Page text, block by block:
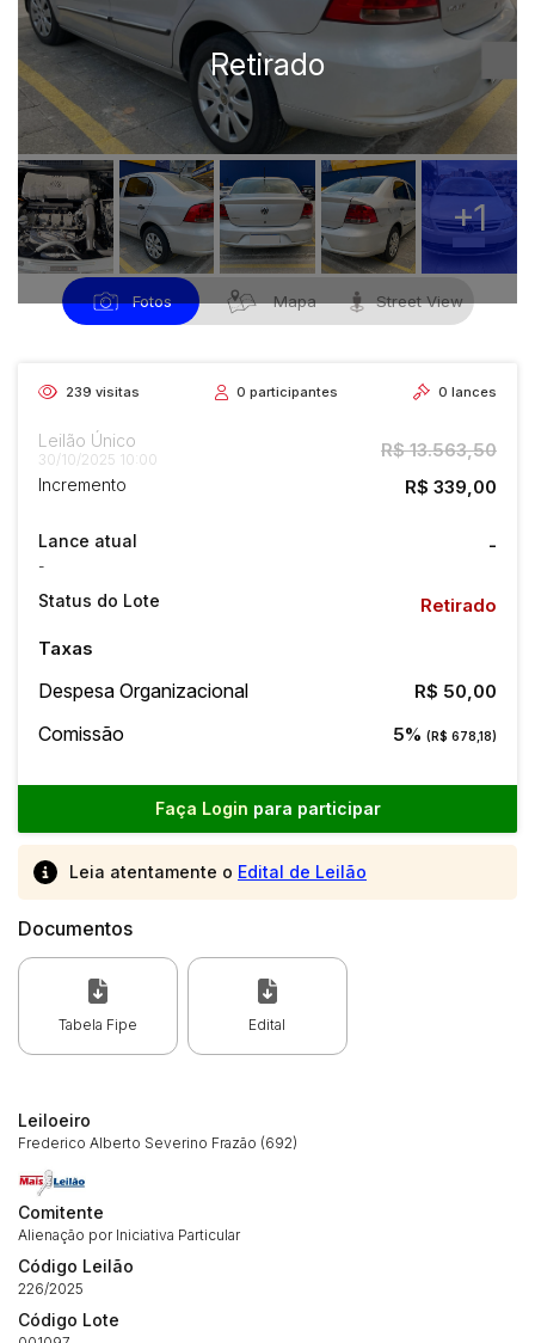
+1
Fotos Mapa Street View
239 visitas 0 participantes 0 lances
Leilão Único
30/10/2025 10:00 R$ 13.563,50
Incremento R$ 339,00
Lance atual
-
-
Status do Lote
Retirado
Taxas
Despesa Organizacional R$ 50,00
Comissão 5% (R$ 678,18)
Faça Login para participar
Leia atentamente o Edital de Leilão
Documentos
Tabela Fipe Edital
Leiloeiro
Frederico Alberto Severino Frazão (692)
Comitente
Alienação por Iniciativa Particular
Código Leilão
226/2025
Código Lote